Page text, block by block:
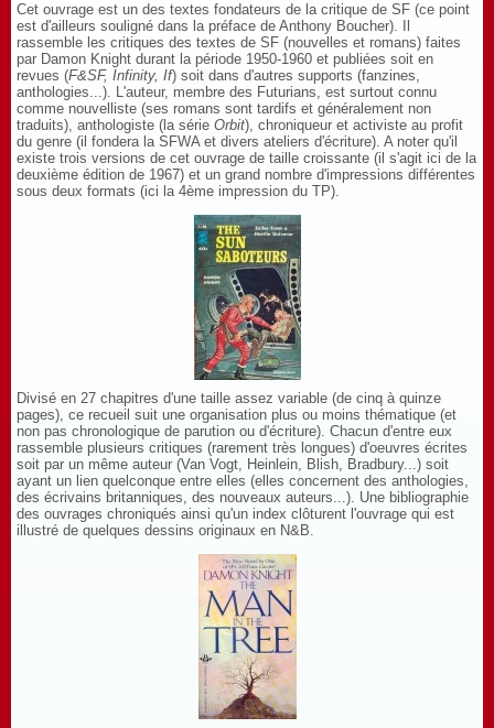
Cet ouvrage est un des textes fondateurs de la critique de SF (ce point
est d'ailleurs souligné dans la préface de Anthony Boucher). Il
rassemble les critiques des textes de SF (nouvelles et romans) faites
par Damon Knight durant la période 1950-1960 et publiées soit en
revues (F&SF, Infinity, If) soit dans d'autres supports (fanzines,
anthologies...). L'auteur, membre des Futurians, est surtout connu
comme nouvelliste (ses romans sont tardifs et généralement non
traduits), anthologiste (la série Orbit), chroniqueur et activiste au profit
du genre (il fondera la SFWA et divers ateliers d'écriture). A noter qu'il
existe trois versions de cet ouvrage de taille croissante (il s'agit ici de la
deuxième édition de 1967) et un grand nombre d'impressions différentes
sous deux formats (ici la 4ème impression du TP).
Divisé en 27 chapitres d'une taille assez variable (de cinq à quinze
pages), ce recueil suit une organisation plus ou moins thématique (et
non pas chronologique de parution ou d'écriture). Chacun d'entre eux
rassemble plusieurs critiques (rarement très longues) d'oeuvres écrites
soit par un même auteur (Van Vogt, Heinlein, Blish, Bradbury...) soit
ayant un lien quelconque entre elles (elles concernent des anthologies,
des écrivains britanniques, des nouveaux auteurs...). Une bibliographie
des ouvrages chroniqués ainsi qu'un index clôturent l'ouvrage qui est
illustré de quelques dessins originaux en N&B.